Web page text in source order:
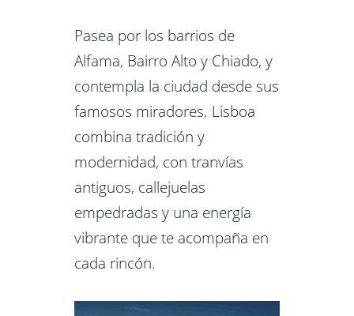
Pasea por los barrios de
Alfama, Bairro Alto y Chiado, y
contempla la ciudad desde sus
famosos miradores. Lisboa
combina tradición y
modernidad, con tranvías
antiguos, callejuelas
empedradas y una energía
vibrante que te acompaña en
cada rincón.